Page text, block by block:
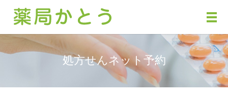
メ
処方せんネット予約